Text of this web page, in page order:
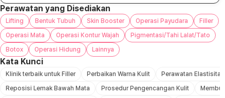
Perawatan yang Disediakan
Lifting Bentuk Tubuh Skin Booster Operasi Payudara
Filler
Operasi Mata
Operasi Kontur Wajah
Pigmentasi/Tahi Lalat/Tato
Botox
Operasi Hidung Lainnya
Kata Kunci
Klinik terbaik untuk Filler Perbaikan Warna Kulit Perawatan Elastisitas
Reposisi Lemak Bawah Mata
Prosedur Pengencangan Kulit